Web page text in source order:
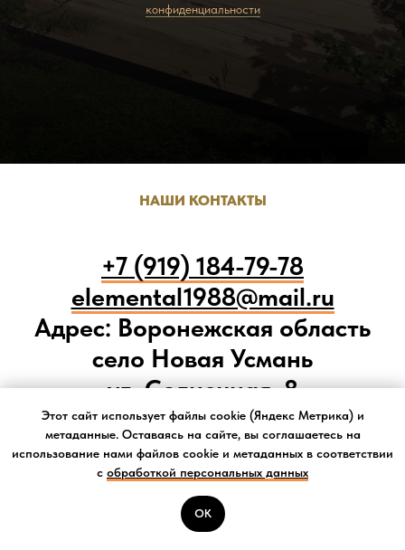
Этот сайт использует файлы cookie (Яндекс Метрика) и
метаданные. Оставаясь на сайте, вы соглашаетесь на
использование нами файлов cookie и метаданных в соответствии
с обработкой персональных данных
ОК
конфиденциальности
НАШИ КОНТАКТЫ
+7 (919) 184-79-78
elemental1988@mail.ru
Адрес: Воронежская область
село Новая Усмань
ул. Солнечная, 8
Работаем ежедневно с 8.00 до
19.00
ИП Греченко Андрей Александрович
ИНН: 366110898458